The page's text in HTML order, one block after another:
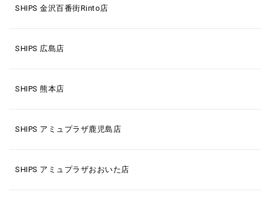
SHIPS 金沢百番街Rinto店
SHIPS 広島店
SHIPS 熊本店
SHIPS アミュプラザ鹿児島店
SHIPS アミュプラザおおいた店